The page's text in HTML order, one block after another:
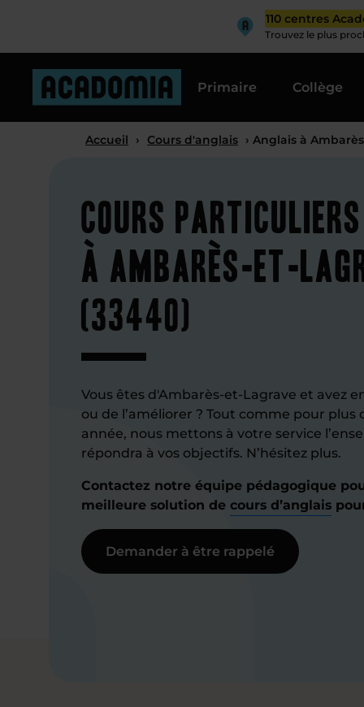
110 centres
Trouvez le plus
Primaire Collège
Accueil › Cours d'anglais › Anglais à
Cours
à Ambarès-et-
(33440)
Vous êtes d'Ambarès-et-Lagrave et avez
ou de l’améliorer ? Tout comme pour plus
année, nous mettons à votre service
répondra à vos objectifs. N’hésitez plus.
Contactez notre équipe pédagogique
meilleure solution de cours d’anglais
Demander à être rappelé